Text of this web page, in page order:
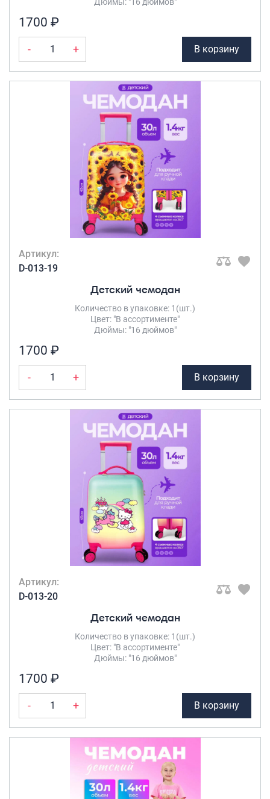
1700 ₽
- + В корзину
Артикул:
D-013-19
Детский чемодан
Количество в упаковке: 1(шт.)
Цвет: "В ассортименте"
Дюймы: "16 дюймов"
1700 ₽
- + В корзину
Артикул:
D-013-20
Детский чемодан
Количество в упаковке: 1(шт.)
Цвет: "В ассортименте"
Дюймы: "16 дюймов"
1700 ₽
- + В корзину